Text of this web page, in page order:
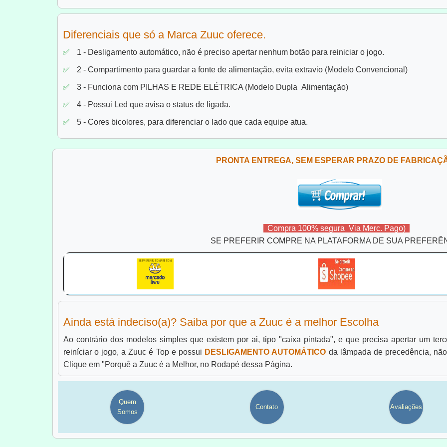
Diferenciais que só a Marca Zuuc oferece.
1 - Desligamento automático, não é preciso apertar nenhum botão para reiniciar o jogo.
2 - Compartimento para guardar a fonte de alimentação, evita extravio (Modelo Convencional)
3 - Funciona com PILHAS E REDE ELÉTRICA (Modelo Dupla Alimentação)
4 - Possui Led que avisa o status de ligada.
5 - Cores bicolores, para diferenciar o lado que cada equipe atua.
PRONTA ENTREGA, SEM ESPERAR PRAZO DE
Compra 100% segura Via Merc. Pago)
SE PREFERIR COMPRE NA PLATAFORMA DE SUA
Ainda está indeciso(a)? Saiba por que a Zuuc é a melhor Escolha
Ao contrário dos modelos simples que existem por ai, tipo "caixa pintada", e que precisa apertar um
reiníciar o jogo, a Zuuc é Top e possui DESLIGAMENTO AUTOMÁTICO da lâmpada de precedência,
Clique em "Porquê a Zuuc é a Melhor, no Rodapé dessa Página.
Quem
Somos
Contato Avaliações